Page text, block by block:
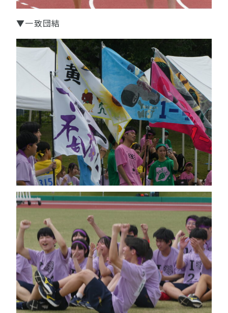
▼一致団結